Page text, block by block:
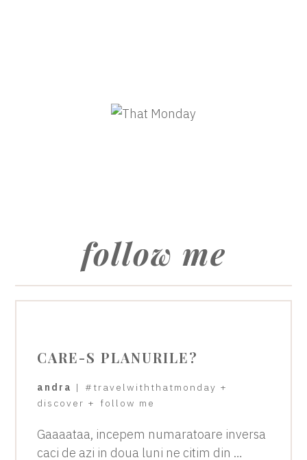
follow me
CARE-S PLANURILE?
andra | #travelwiththatmonday +
discover + follow me
Gaaaataa, incepem numaratoare inversa
caci de azi in doua luni ne citim din …